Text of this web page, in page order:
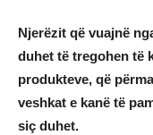
Njerëzit që vuajnë
duhet të tregohen të
produkteve, që
veshkat e kanë të
siç duhet.